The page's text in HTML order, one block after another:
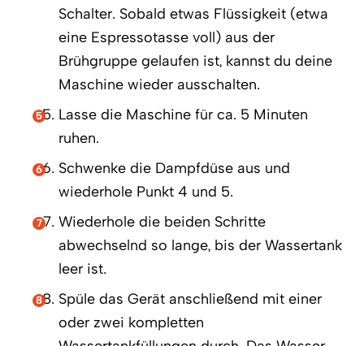
Schalter. Sobald etwas Flüssigkeit (etwa
eine Espressotasse voll) aus der
Brühgruppe gelaufen ist, kannst du deine
Maschine wieder ausschalten.
Lasse die Maschine für ca. 5 Minuten
ruhen.
Schwenke die Dampfdüse aus und
wiederhole Punkt 4 und 5.
Wiederhole die beiden Schritte
abwechselnd so lange, bis der Wassertank
leer ist.
Spüle das Gerät anschließend mit einer
oder zwei kompletten